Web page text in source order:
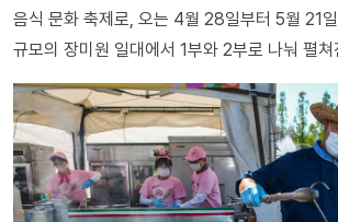
음식 문화 축제로, 오는 4월 28일부터 5월 21
규모의 장미원 일대에서 1부와 2부로 나눠 펼쳐